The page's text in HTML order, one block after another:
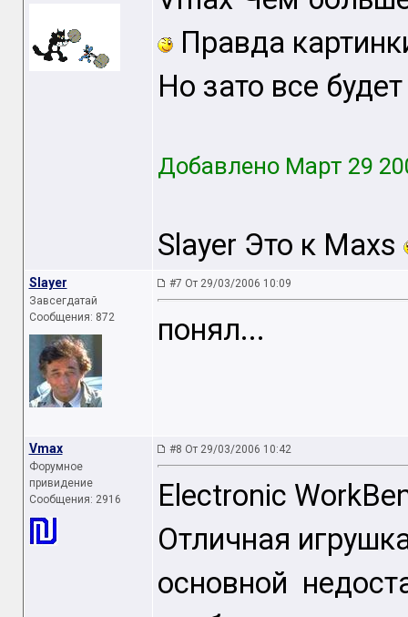
Правда
Но зато все
Добавлено Март 29
Slayer Это к Maxs
Slayer
Завсегдатай
Сообщения: 872
#7 От 29/03/2006 10:09
понял...
Vmax
Форумное
привидение
Сообщения: 2916
#8 От 29/03/2006 10:42
Electronic
Отличная
основной